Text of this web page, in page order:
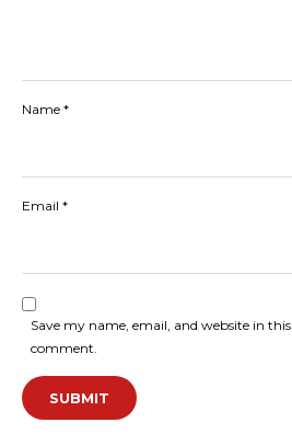
Name *
Email *
Save my name, email, and website in
comment.